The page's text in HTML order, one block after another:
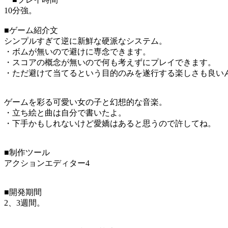
10分強。
■ゲーム紹介文
シンプルすぎて逆に新鮮な硬派なシステム。
・ボムが無いので避けに専念できます。
・スコアの概念が無いので何も考えずにプレイできます。
・ただ避けて当てるという目的のみを遂行する楽しさも良い
ゲームを彩る可愛い女の子と幻想的な音楽。
・立ち絵と曲は自分で書いたよ。
・下手かもしれないけど愛嬌はあると思うので許してね。
■制作ツール
アクションエディター4
■開発期間
2、3週間。